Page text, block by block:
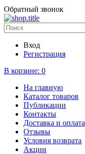
Обратный звонок
Вход
Регистрация
В корзине: 0
На главную
Каталог товаров
Публикации
Контакты
Доставка и оплата
Отзывы
Условия возврата
Акции